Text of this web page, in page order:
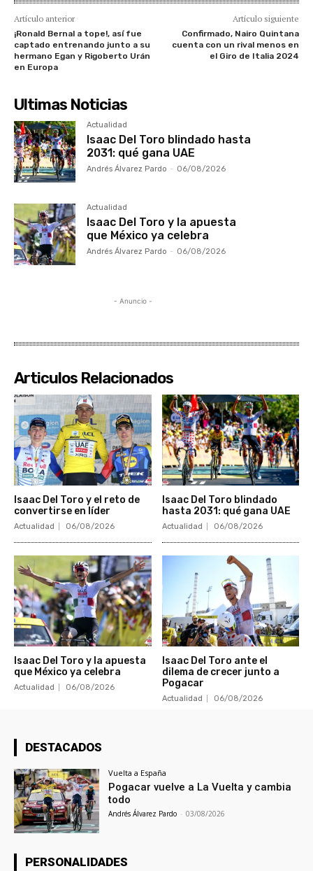
Artículo anterior
¡Ronald Bernal a tope!, así fue
captado entrenando junto a su
hermano Egan y Rigoberto Urán
en Europa
Artículo siguiente
Confirmado, Nairo Quintana
cuenta con un rival menos en
el Giro de Italia 2024
Ultimas Noticias
Actualidad
Isaac Del Toro blindado hasta
2031: qué gana UAE
Andrés Álvarez Pardo - 06/08/2026
Actualidad
Isaac Del Toro y la apuesta
que México ya celebra
Andrés Álvarez Pardo - 06/08/2026
- Anuncio -
Articulos Relacionados
Isaac Del Toro y el reto de
convertirse en líder
Actualidad 06/08/2026
Isaac Del Toro blindado
hasta 2031: qué gana UAE
Actualidad 06/08/2026
Isaac Del Toro y la apuesta
que México ya celebra
Actualidad 06/08/2026
Isaac Del Toro ante el
dilema de crecer junto a
Pogacar
Actualidad 06/08/2026
DESTACADOS
Vuelta a España
Pogacar vuelve a La Vuelta y cambia
todo
Andrés Álvarez Pardo - 03/08/2026
PERSONALIDADES